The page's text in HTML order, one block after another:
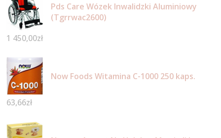
Pds Care Wózek Inwalidzki Aluminiowy
(Tgrrwac2600)
1 450,00zł
Now Foods Witamina C-1000 250 kaps.
63,66zł